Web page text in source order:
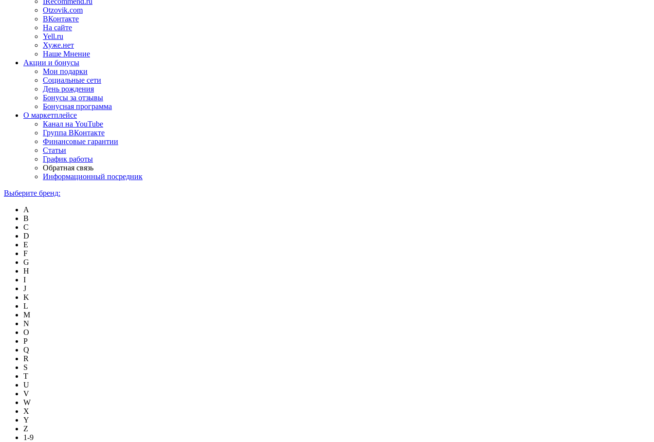
Otzovik.com
ВКонтакте
На сайте
Yell.ru
Хуже.нет
Наше Мнение
Акции и бонусы
Мои подарки
Социальные сети
День рождения
Бонусы за отзывы
Бонусная программа
О маркетплейсе
Канал на YouTube
Группа ВКонтакте
Финансовые гарантии
Статьи
График работы
Обратная связь
Информационный посредник
Выберите бренд:
A
B
C
D
E
F
G
H
I
J
K
L
M
N
O
P
Q
R
S
T
U
V
W
X
Y
Z
1-9